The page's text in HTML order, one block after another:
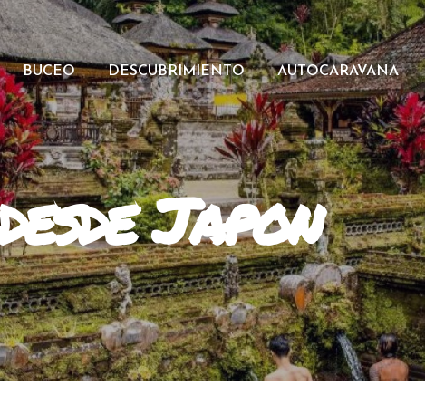
BUCEO DESCUBRIMIENTO AUTOCARAVANA
Japon